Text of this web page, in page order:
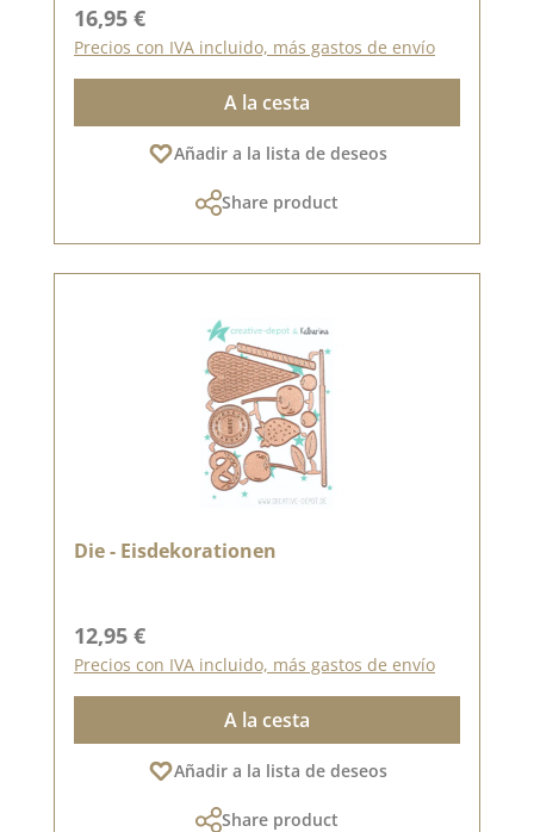
Precio normal:
16,95 €
Precios con IVA incluido, más gastos de envío
A la cesta
Añadir a la lista de deseos
Share product
Die - Eisdekorationen
Precio normal:
12,95 €
Precios con IVA incluido, más gastos de envío
A la cesta
Añadir a la lista de deseos
Share product